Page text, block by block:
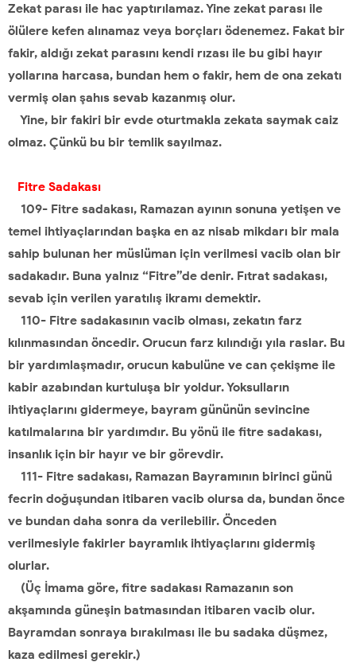
Zekat parası ile hac yaptırılamaz. Yine zekat parası ile
ölülere kefen alınamaz veya borçları ödenemez. Fakat bir
fakir, aldığı zekat parasını kendi rızası ile bu gibi hayır
yollarına harcasa, bundan hem o fakir, hem de ona zekatı
vermiş olan şahıs sevab kazanmış olur.
Yine, bir fakiri bir evde oturtmakla zekata saymak caiz
olmaz. Çünkü bu bir temlik sayılmaz.
Fitre Sadakası
109- Fitre sadakası, Ramazan ayının sonuna yetişen ve
temel ihtiyaçlarından başka en az nisab mikdarı bir mala
sahip bulunan her müslüman için verilmesi vacib olan bir
sadakadır. Buna yalnız “Fitre”de denir. Fıtrat sadakası,
sevab için verilen yaratılış ikramı demektir.
110- Fitre sadakasının vacib olması, zekatın farz
kılınmasından öncedir. Orucun farz kılındığı yıla raslar. Bu
bir yardımlaşmadır, orucun kabulüne ve can çekişme ile
kabir azabından kurtuluşa bir yoldur. Yoksulların
ihtiyaçlarını gidermeye, bayram gününün sevincine
katılmalarına bir yardımdır. Bu yönü ile fitre sadakası,
insanlık için bir hayır ve bir görevdir.
111- Fitre sadakası, Ramazan Bayramının birinci günü
fecrin doğuşundan itibaren vacib olursa da, bundan önce
ve bundan daha sonra da verilebilir. Önceden
verilmesiyle fakirler bayramlık ihtiyaçlarını gidermiş
olurlar.
(Üç İmama göre, fitre sadakası Ramazanın son
akşamında güneşin batmasından itibaren vacib olur.
Bayramdan sonraya bırakılması ile bu sadaka düşmez,
kaza edilmesi gerekir.)